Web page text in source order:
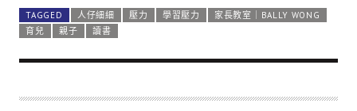
TAGGED 人仔細細 壓力 學習壓力
家長教室｜BALLY WONG
育兒
親子 讀書